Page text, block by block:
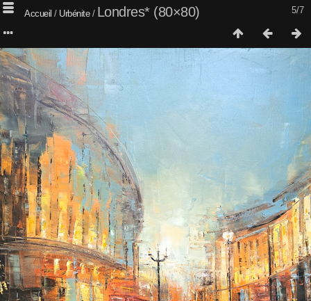
5/7
Accueil / Urbénite/ Londres* (80×80)